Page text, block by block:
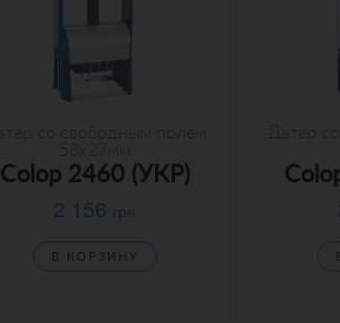
Colop 2460 (УКР)
2 156 грн
В КОРЗИНУ